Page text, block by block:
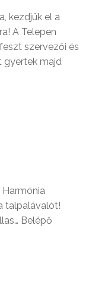
kezdjük el a
A Telepen
szervezői és
gyertek majd
Harmónia
talpalávalót!
Belépő